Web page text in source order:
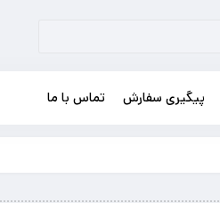
پیگیری سفارش تماس با ما